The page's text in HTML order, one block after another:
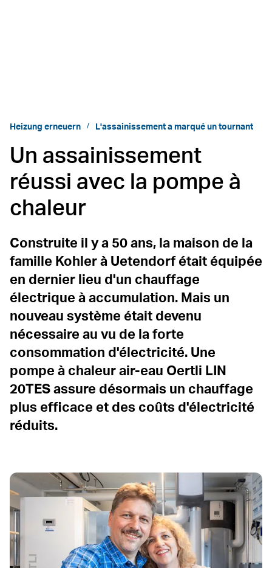
Heizung erneuern L'assainissement a marqué un tournant
Un assainissement
réussi avec la pompe à
chaleur
Construite il y a 50 ans, la maison de la
famille Kohler à Uetendorf était équipée
en dernier lieu d'un chauffage
électrique à accumulation. Mais un
nouveau système était devenu
nécessaire au vu de la forte
consommation d'électricité. Une
pompe à chaleur air-eau Oertli LIN
20TES assure désormais un chauffage
plus efficace et des coûts d'électricité
réduits.